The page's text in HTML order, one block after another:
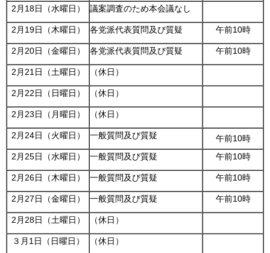
2月18日（水曜日） 議案調査のため本会議なし
2月19日（木曜日） 各党派代表質問及び質疑 午前10時
2月20日（金曜日） 各党派代表質問及び質疑 午前10時
2月21日（土曜日） （休日）
2月22日（日曜日） （休日）
2月23日（月曜日） （休日）
2月24日（火曜日） 一般質問及び質疑
午前10時
2月25日（水曜日）
一般質問及び質疑 午前10時
2月26日（木曜日） 一般質問及び質疑 午前10時
2月27日（金曜日） 一般質問及び質疑 午前10時
2月28日（土曜日） （休日）
３月1日（日曜日） （休日）